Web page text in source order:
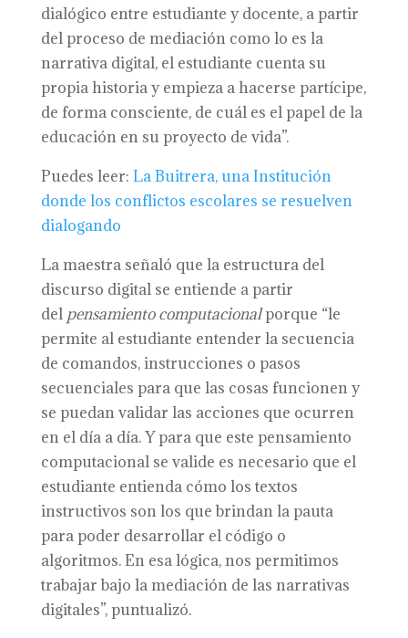
dialógico entre estudiante y docente, a partir
del proceso de mediación como lo es la
narrativa digital, el estudiante cuenta su
propia historia y empieza a hacerse partícipe,
de forma consciente, de cuál es el papel de la
educación en su proyecto de vida”.
Puedes leer: La Buitrera, una Institución
donde los conflictos escolares se resuelven
dialogando
La maestra señaló que la estructura del
discurso digital se entiende a partir
del pensamiento computacionalporque “le
permite al estudiante entender la secuencia
de comandos, instrucciones o pasos
secuenciales para que las cosas funcionen y
se puedan validar las acciones que ocurren
en el día a día. Y para que este pensamiento
computacional se valide es necesario que el
estudiante entienda cómo los textos
instructivos son los que brindan la pauta
para poder desarrollar el código o
algoritmos. En esa lógica, nos permitimos
trabajar bajo la mediación de las narrativas
digitales”, puntualizó.